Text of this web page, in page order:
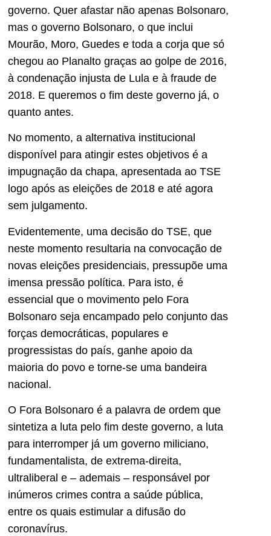
governo. Quer afastar não apenas Bolsonaro,
mas o governo Bolsonaro, o que inclui
Mourão, Moro, Guedes e toda a corja que só
chegou ao Planalto graças ao golpe de 2016,
à condenação injusta de Lula e à fraude de
2018. E queremos o fim deste governo já, o
quanto antes.
No momento, a alternativa institucional
disponível para atingir estes objetivos é a
impugnação da chapa, apresentada ao TSE
logo após as eleições de 2018 e até agora
sem julgamento.
Evidentemente, uma decisão do TSE, que
neste momento resultaria na convocação de
novas eleições presidenciais, pressupõe uma
imensa pressão política. Para isto, é
essencial que o movimento pelo Fora
Bolsonaro seja encampado pelo conjunto das
forças democráticas, populares e
progressistas do país, ganhe apoio da
maioria do povo e torne-se uma bandeira
nacional.
O Fora Bolsonaro é a palavra de ordem que
sintetiza a luta pelo fim deste governo, a luta
para interromper já um governo miliciano,
fundamentalista, de extrema-direita,
ultraliberal e – ademais – responsável por
inúmeros crimes contra a saúde pública,
entre os quais estimular a difusão do
coronavírus.